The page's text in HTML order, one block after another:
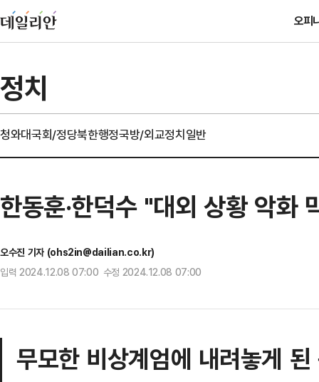
오피
정치
청와대국회/정당북한행정국방/외교정치일반
한동훈·한덕수 "대외 상황 악
오수진 기자 (ohs2in@dailian.co.kr)
입력 2024.12.08 07:00 수정 2024.12.08 07:00
무모한 비상계엄에 내려놓게